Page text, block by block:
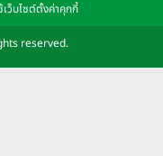
เว็บไซต์ตั้งค่าคุกกี้
reserved.